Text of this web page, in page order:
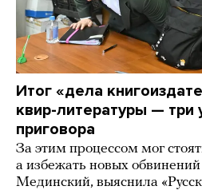
Итог «дела
квир-литературы — три
приговора
За этим процессом мог
а избежать новых
Мединский, выяснила